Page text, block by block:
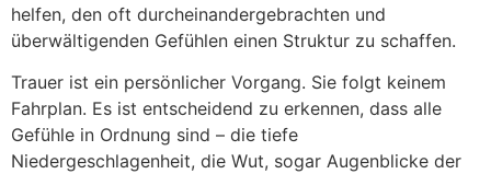
helfen, den oft durcheinandergebrachten und
überwältigenden Gefühlen einen Struktur zu schaffen.
Trauer ist ein persönlicher Vorgang. Sie folgt keinem
Fahrplan. Es ist entscheidend zu erkennen, dass alle
Gefühle in Ordnung sind – die tiefe
Niedergeschlagenheit, die Wut, sogar Augenblicke der